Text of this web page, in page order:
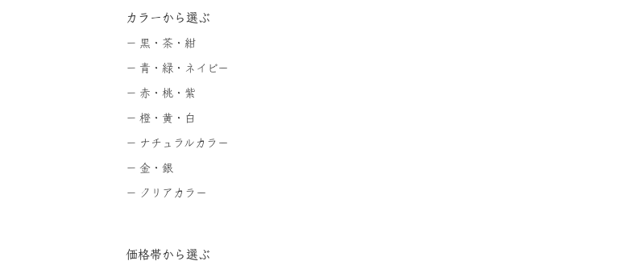
カラーから選ぶ
黒・茶・紺
青・緑・ネイビー
赤・桃・紫
橙・黄・白
ナチュラルカラー
金・銀
クリアカラー
価格帯から選ぶ